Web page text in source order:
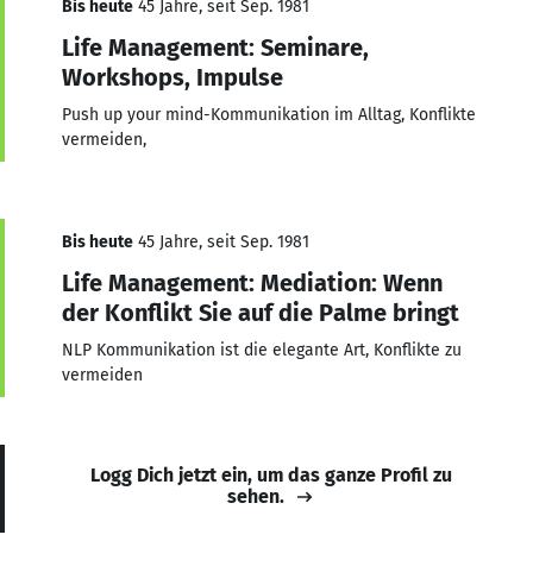
Bis heute 45 Jahre, seit Sep. 1981
Life Management: Seminare,
Workshops, Impulse
Push up your mind-Kommunikation im Alltag, Konflikte
vermeiden,
Bis heute 45 Jahre, seit Sep. 1981
Life Management: Mediation: Wenn
der Konflikt Sie auf die Palme bringt
NLP Kommunikation ist die elegante Art, Konflikte zu
vermeiden
Logg Dich jetzt ein, um das ganze Profil zu
sehen.